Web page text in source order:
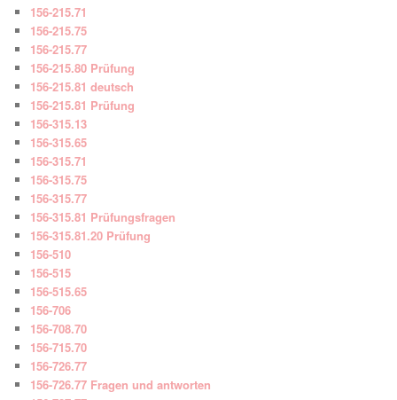
156-215.71
156-215.75
156-215.77
156-215.80 Prüfung
156-215.81 deutsch
156-215.81 Prüfung
156-315.13
156-315.65
156-315.71
156-315.75
156-315.77
156-315.81 Prüfungsfragen
156-315.81.20 Prüfung
156-510
156-515
156-515.65
156-706
156-708.70
156-715.70
156-726.77
156-726.77 Fragen und antworten